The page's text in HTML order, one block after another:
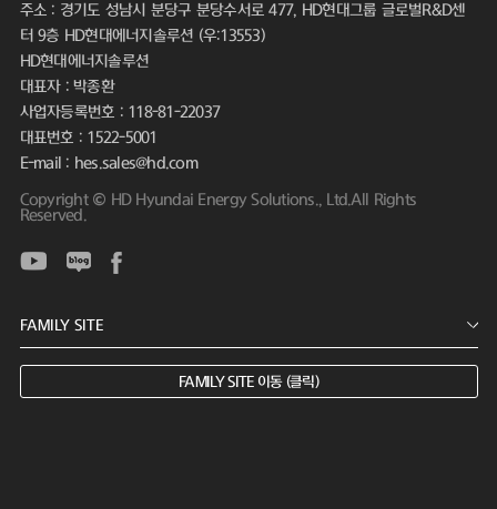
주소 : 경기도 성남시 분당구 분당수서로 477, HD현대그룹 글로벌R&D센
터 9층 HD현대에너지솔루션 (우:13553)
HD현대에너지솔루션
대표자 : 박종환
사업자등록번호 : 118-81-22037
대표번호 : 1522-5001
E-mail : hes.sales@hd.com
Copyright © HD Hyundai Energy Solutions., Ltd.All Rights
Reserved.
FAMILY SITE 이동 (클릭)